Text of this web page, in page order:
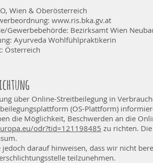
Wien & Oberösterreich
www.ris.bka.gv.at
Gewerbebehörde: Bezirksamt Wien
Ayurveda Wohlfühlpraktikerin
Österreich
über Online-Streitbeilegung in
(OS-Plattform)
die Möglichkeit, Beschwerden an die
odr?tid=121198485 zu richten.
jedoch darauf hinweisen, dass wir nicht
teilzunehmen.